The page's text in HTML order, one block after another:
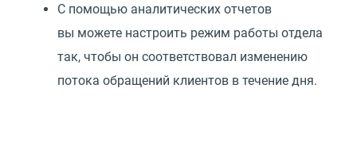
С помощью аналитических отчетов
вы можете настроить режим работы отдела
так, чтобы он соответствовал изменению
потока обращений клиентов в течение дня.